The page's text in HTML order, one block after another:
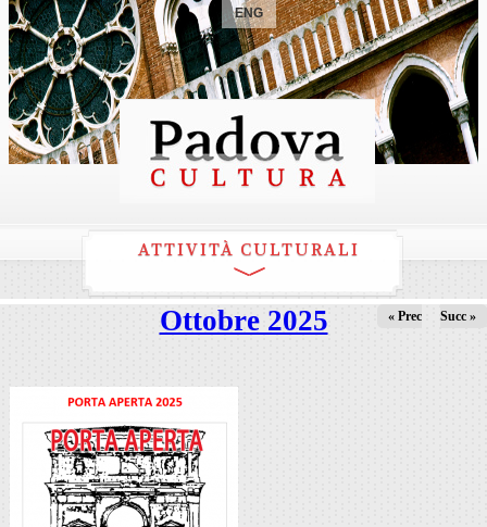
ENG
ATTIVITÀ CULTURALI
Ottobre 2025 « Prec Succ »